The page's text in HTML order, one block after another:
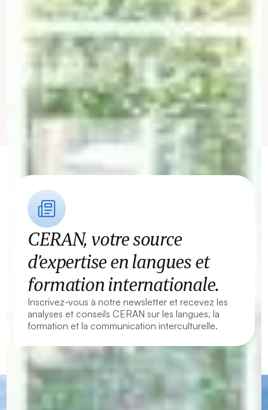
CERAN, votre source
d’expertise en langues et
formation internationale.
Inscrivez-vous à notre newsletter et recevez les
analyses et conseils CERAN sur les langues, la
formation et la communication interculturelle.